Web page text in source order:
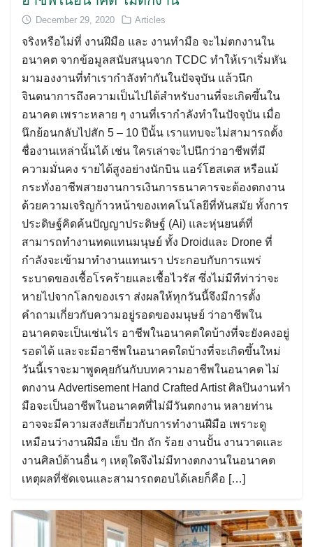
Search
for:
December 29, 2020 Articles
จริงหรือไม่ที่ งานฝีมือ และ งานทำมือ จะไม่ตกงานใน
อนาคต จากข้อมูลสนับสนุนจาก TCDC ทำให้เราเริ่มหัน
มามองงานที่ทำเรากำลังทำกันในปัจจุบัน แล้วนึก
จินตนาการถึงความเป็นไปได้สำหรับงานที่จะเกิดขึ้นใน
อนาคต เพราะหลาย ๆ งานที่เรากำลังทำในปัจจุบัน เมื่อ
นึกย้อนกลับไปสัก 5 – 10 ปีนั้น เราแทบจะไม่สามารถตั้ง
ชื่องานเหล่านั้นได้ เช่น ใครเล่าจะไปนึกว่าอาชีพที่มี
ความมั่นคง รายได้สูงอย่างนักบิน แอร์โฮสเตส หรือแม้
กระทั่งอาชีพสายงานการเงินการธนาคารจะต้องตกงาน
ด้วยความเจริญก้าวหน้าของเทคโนโลยีที่ทันสมัย ทั้งการ
ประดิษฐ์คิดค้นปัญญาประดิษฐ์ (Ai) และหุ่นยนต์ที่
สามารถทำงานทดแทนมนุษย์ ทั้ง Droidและ Drone ที่
กำลังจะเข้ามาทำงานแทนเรา ประกอบกับการแพร่
ระบาดของเชื้อโรคร้ายและเชื้อไวรัส ซึ่งไม่มีทีท่าว่าจะ
หายไปจากโลกของเรา ส่งผลให้ทุกวันนี้จึงมีการตั้ง
คำถามเกี่ยวกับความอยู่รอดของมนุษย์ ว่าอาชีพใน
อนาคตจะเป็นเช่นไร อาชีพในอนาคตใดบ้างที่จะยังคงอยู่
รอดได้ และจะมีอาชีพในอนาคตใดบ้างที่จะเกิดขึ้นใหม่
วันนี้เราจะมาพูดคุยกันกับบทความอาชีพในอนาคต ไม่
ตกงาน Advertisement Hand Crafted Artist ศิลปินงานทำ
มือจะเป็นอาชีพในอนาคตที่ไม่มีวันตกงาน หลายท่าน
อาจจะมีความสงสัยเกี่ยวกับการทำงานฝีมือ เพราะดู
เหมือนว่างานฝีมือ เย็บ ปัก ถัก ร้อย งานปั้น งานวาดและ
งานศิลป์ด้านอื่น ๆ เหตุใดจึงไม่มีทางตกงานในอนาคต
เหตุผลที่ชัดเจนและสามารถตอบได้เลยก็คือ […]